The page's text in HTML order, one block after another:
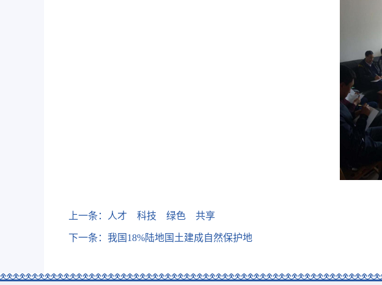
上一条： 人才 科技 绿色 共享
下一条： 我国18%陆地国土建成自然保护地